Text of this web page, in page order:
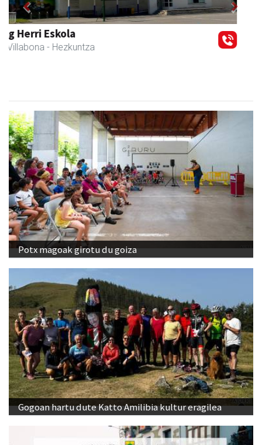
Amane
Amasa-Villabona - Arropa-dendak
Previous Next
Potx magoak girotu du goiza
Gogoan hartu dute Katto Amilibia kultur eragilea